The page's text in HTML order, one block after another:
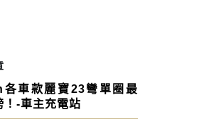
各車款麗寶23彎單圈最
！-車主充電站